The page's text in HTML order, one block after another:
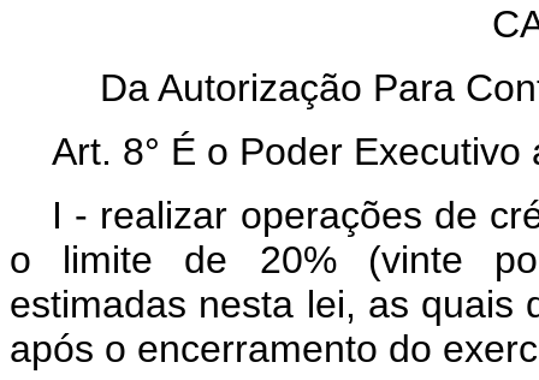
Da Autorização Para
Art. 8° É o Poder Executivo
I - realizar operações de
o limite de 20% (vinte
estimadas nesta lei, as quais
após o encerramento do